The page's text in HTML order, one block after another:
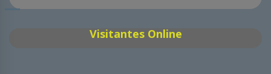
Visitantes Online